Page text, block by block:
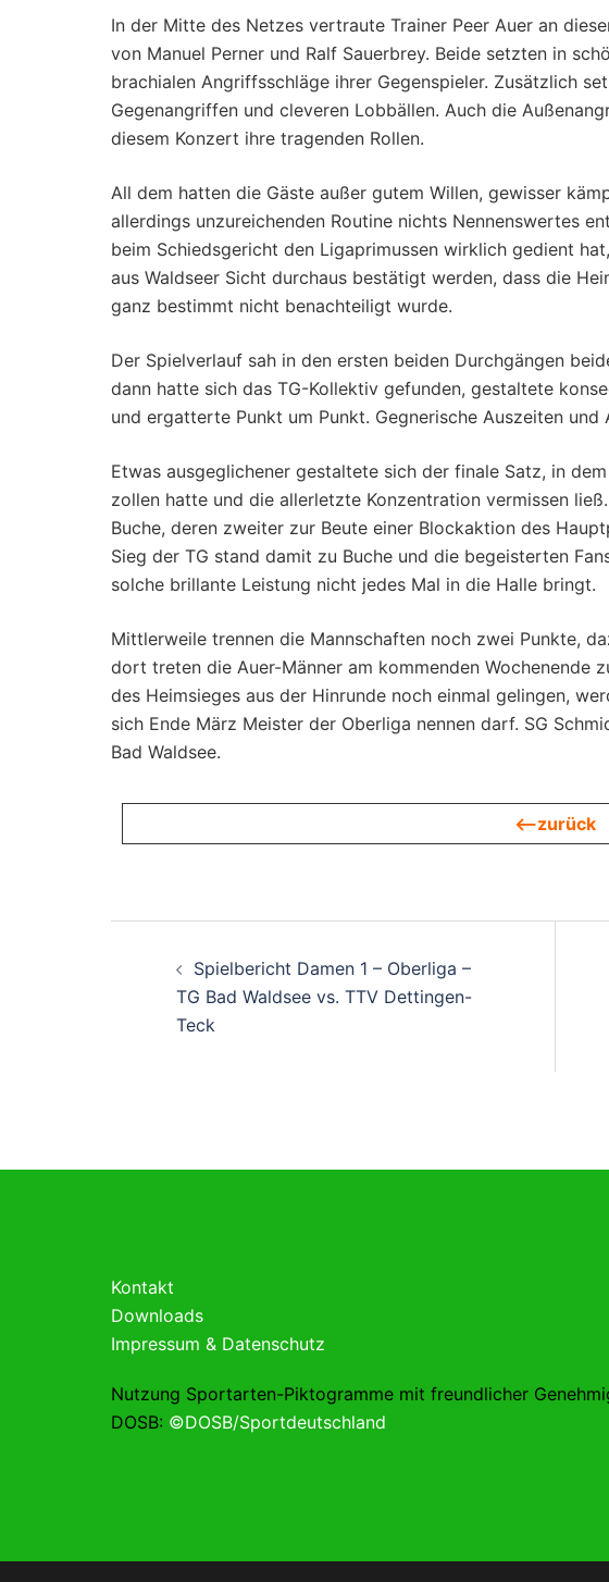
In der Mitte des Netzes vertraute Trainer Peer Auer an
von Manuel Perner und Ralf Sauerbrey. Beide setzten in
brachialen Angriffsschläge ihrer Gegenspieler. Zusätzlich
Gegenangriffen und cleveren Lobbällen. Auch die
diesem Konzert ihre tragenden Rollen.
All dem hatten die Gäste außer gutem Willen, gewisser
allerdings unzureichenden Routine nichts Nennenswertes
beim Schiedsgericht den Ligaprimussen wirklich gedient
aus Waldseer Sicht durchaus bestätigt werden, dass die
ganz bestimmt nicht benachteiligt wurde.
Der Spielverlauf sah in den ersten beiden Durchgängen
dann hatte sich das TG-Kollektiv gefunden, gestaltete
und ergatterte Punkt um Punkt. Gegnerische Auszeiten und
Etwas ausgeglichener gestaltete sich der finale Satz, in
zollen hatte und die allerletzte Konzentration vermissen
Buche, deren zweiter zur Beute einer Blockaktion des
Sieg der TG stand damit zu Buche und die begeisterten
solche brillante Leistung nicht jedes Mal in die Halle bringt.
Mittlerweile trennen die Mannschaften noch zwei Punkte,
dort treten die Auer-Männer am kommenden Wochenende
des Heimsieges aus der Hinrunde noch einmal gelingen,
sich Ende März Meister der Oberliga nennen darf. SG
Bad Waldsee.
<—zurück
Spielbericht Damen 1 – Oberliga –
TG Bad Waldsee vs. TTV Dettingen-
Teck
Kontakt
Downloads
Impressum & Datenschutz
Nutzung Sportarten-Piktogramme mit freundlicher
DOSB: ©DOSB/Sportdeutschland